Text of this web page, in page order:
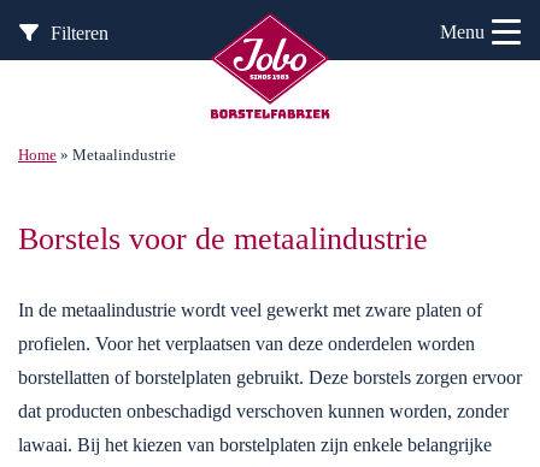
Filteren Menu
Home » Metaalindustrie
Borstels voor de metaalindustrie
In de metaalindustrie wordt veel gewerkt met zware platen of
profielen. Voor het verplaatsen van deze onderdelen worden
borstellatten of borstelplaten gebruikt. Deze borstels zorgen ervoor
dat producten onbeschadigd verschoven kunnen worden, zonder
lawaai. Bij het kiezen van borstelplaten zijn enkele belangrijke